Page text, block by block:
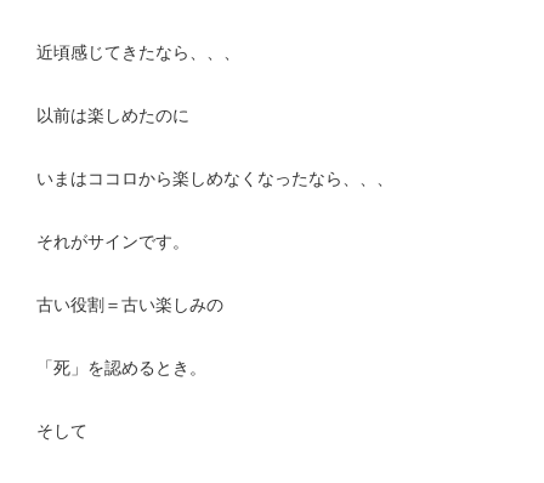
近頃感じてきたなら、、、
以前は楽しめたのに
いまはココロから楽しめなくなったなら、、、
それがサインです。
古い役割＝古い楽しみの
「死」を認めるとき。
そして